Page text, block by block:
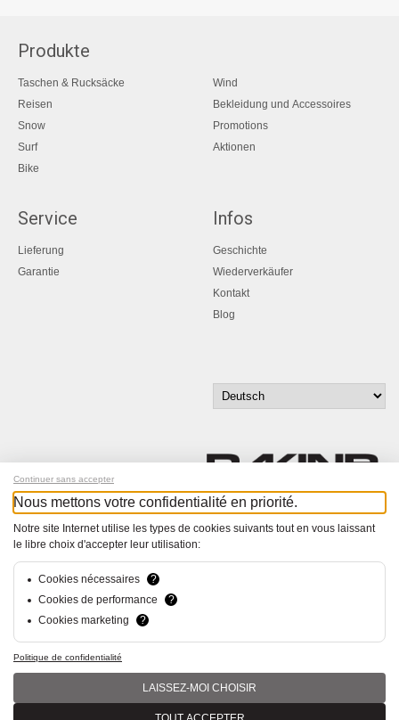
Produkte
Taschen & Rucksäcke
Reisen
Snow
Surf
Bike
Wind
Bekleidung und Accessoires
Promotions
Aktionen
Service
Lieferung
Garantie
Infos
Geschichte
Wiederverkäufer
Kontakt
Blog
© Bucher+Walt 2011-2026
hsolutions.ch
Continuer sans accepter
Nous mettons votre confidentialité en priorité.
Notre site Internet utilise les types de cookies suivants tout en vous laissant
le libre choix d'accepter leur utilisation:
Cookies nécessaires
?
Cookies de performance
?
Cookies marketing
?
Politique de confidentialité
LAISSEZ-MOI CHOISIR